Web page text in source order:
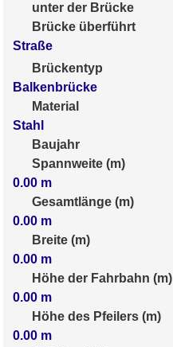
unter der Brücke
Brücke überführt
Straße
Brückentyp
Balkenbrücke
Material
Stahl
Baujahr
Spannweite (m)
0.00 m
Gesamtlänge (m)
0.00 m
Breite (m)
0.00 m
Höhe der Fahrbahn (m)
0.00 m
Höhe des Pfeilers (m)
0.00 m